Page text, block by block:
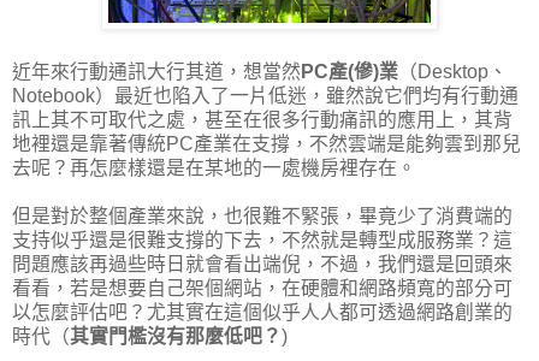
近年來行動通訊大行其道，想當然 PC產(傪)業 （Desktop、
Notebook）最近也陷入了一片低迷，雖然說它們均有行動通
訊上其不可取代之處，甚至在很多行動痛訊的應用上，其背
地裡還是靠著傳統PC產業在支撐，不然雲端是能夠雲到那兒
去呢？再怎麼樣還是在某地的一處機房裡存在。
但是對於整個產業來說，也很難不緊張，畢竟少了消費端的
支持似乎還是很難支撐的下去，不然就是轉型成服務業？這
問題應該再過些時日就會看出端倪，不過，我們還是回頭來
看看，若是想要自己架個網站，在硬體和網路頻寬的部分可
以怎麼評估吧？尤其實在這個似乎人人都可透過網路創業的
時代（其實門檻沒有那麼低吧？)